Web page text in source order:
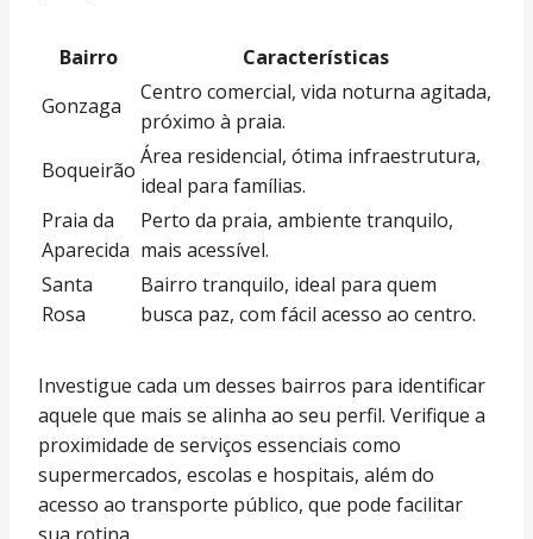
Bairro
Características
Gonzaga
Centro comercial, vida noturna agitada,
próximo à praia.
Boqueirão
Área residencial, ótima infraestrutura,
ideal para famílias.
Praia da
Aparecida
Perto da praia, ambiente tranquilo,
mais acessível.
Santa
Rosa
Bairro tranquilo, ideal para quem
busca paz, com fácil acesso ao centro.
Investigue cada um desses bairros para identificar
aquele que mais se alinha ao seu perfil. Verifique a
proximidade de serviços essenciais como
supermercados, escolas e hospitais, além do
acesso ao transporte público, que pode facilitar
sua rotina.